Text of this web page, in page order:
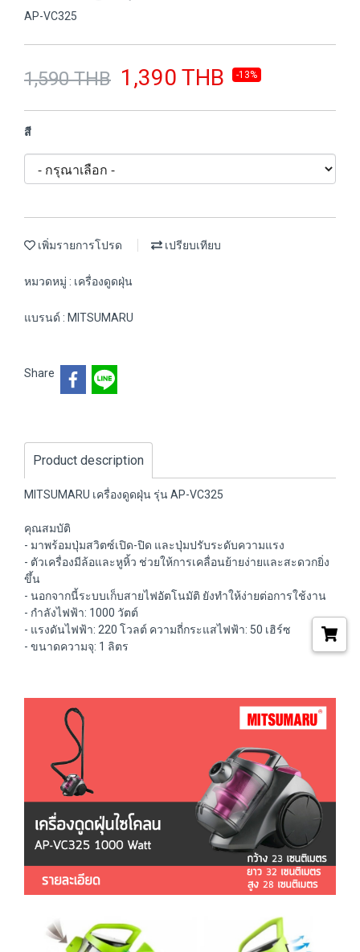
AP-VC325
1,590 THB 1,390 THB -13%
สี
เพิ่มรายการโปรด เปรียบเทียบ
หมวดหมู่ : เครื่องดูดฝุ่น
แบรนด์ : MITSUMARU
Share
Product description
MITSUMARU เครื่องดูดฝุ่น รุ่น AP-VC325
คุณสมบัติ
- มาพร้อมปุ่มสวิตซ์เปิด-ปิด และปุ่มปรับระดับความแรง
- ตัวเครื่องมีล้อและหูหิ้ว ช่วยให้การเคลื่อนย้ายง่ายและสะดวกยิ่ง
ขึ้น
- นอกจากนี้ระบบเก็บสายไฟอัตโนมัติ ยังทำให้ง่ายต่อการใช้งาน
- กำลังไฟฟ้า: 1000 วัตต์
- แรงดันไฟฟ้า: 220 โวลต์ ความถี่กระแสไฟฟ้า: 50 เฮิร์ซ
- ขนาดความจุ: 1 ลิตร